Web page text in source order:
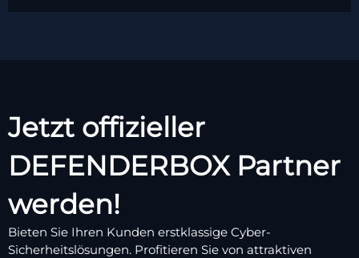
Jetzt offizieller
DEFENDERBOX Partner
werden!
Bieten Sie Ihren Kunden erstklassige Cyber-
Sicherheitslösungen. Profitieren Sie von attraktiven